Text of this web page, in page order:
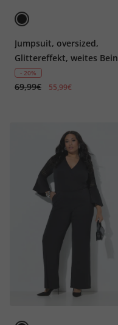
Jumpsuit, oversized,
Glittereffekt, weites Bein
- 20%
69,99€ 55,99€